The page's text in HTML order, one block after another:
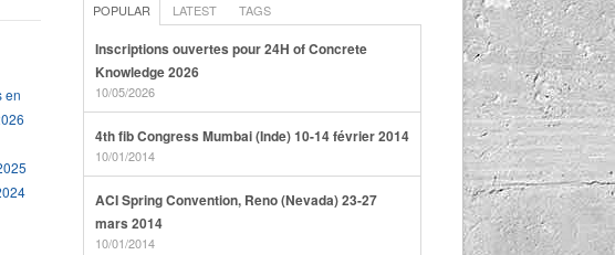
en
POPULAR LATEST TAGS
Inscriptions ouvertes pour 24H of Concrete
Knowledge 2026
10/05/2026
4th fib Congress Mumbai (Inde) 10-14 février 2014
10/01/2014
ACI Spring Convention, Reno (Nevada) 23-27
mars 2014
10/01/2014